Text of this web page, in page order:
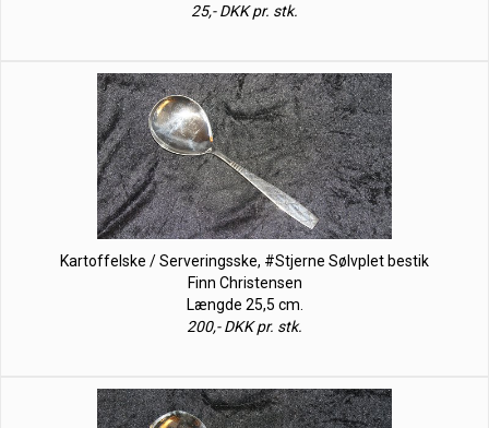
25,- DKK pr. stk.
Kartoffelske / Serveringsske, #Stjerne Sølvplet bestik
Finn Christensen
Længde 25,5 cm.
200,- DKK pr. stk.